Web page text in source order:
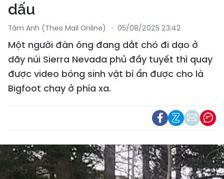
dấu
Tâm Anh (theo Mail Online) 05/08/2025 23:42
Một người đàn ông đang dắt chó đi dạo ở
dãy núi Sierra Nevada phủ đầy tuyết thì quay
được video bóng sinh vật bí ẩn được cho là
Bigfoot chạy ở phía xa.